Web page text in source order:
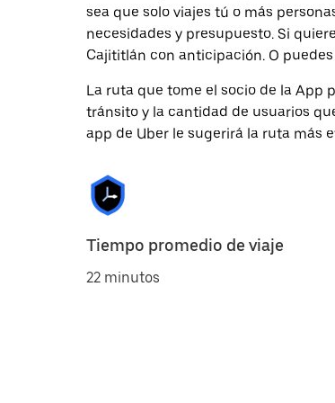
sea que solo viajes tú o más
necesidades y presupuesto. Si
Cajititlán con anticipación. O
La ruta que tome el socio de la App
tránsito y la cantidad de usuarios
app de Uber le sugerirá la ruta más
Tiempo promedio de viaje
22 minutos